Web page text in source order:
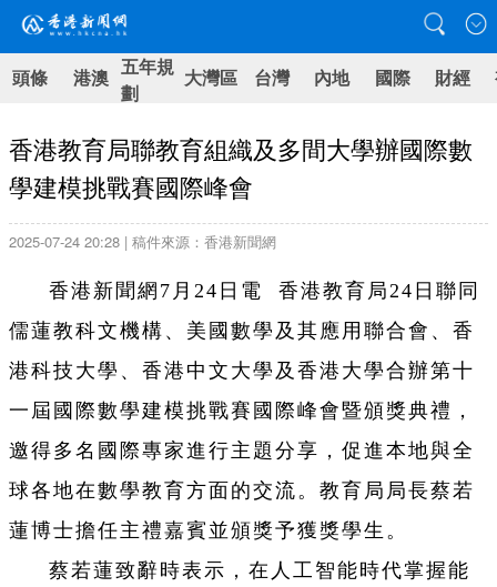
頭條 港澳 五年規
劃
大灣區 台灣 內地 國際 財經
香港教育局聯教育組織及多間大學辦國際數
學建模挑戰賽國際峰會
2025-07-24 20:28 | 稿件來源：香港新聞網
香港新聞網7月24日電 香港教育局24日聯同
儒蓮教科文機構、美國數學及其應用聯合會、香
港科技大學、香港中文大學及香港大學合辦第十
一屆國際數學建模挑戰賽國際峰會暨頒獎典禮，
邀得多名國際專家進行主題分享，促進本地與全
球各地在數學教育方面的交流。教育局局長蔡若
蓮博士擔任主禮嘉賓並頒獎予獲獎學生。
蔡若蓮致辭時表示，在人工智能時代掌握能